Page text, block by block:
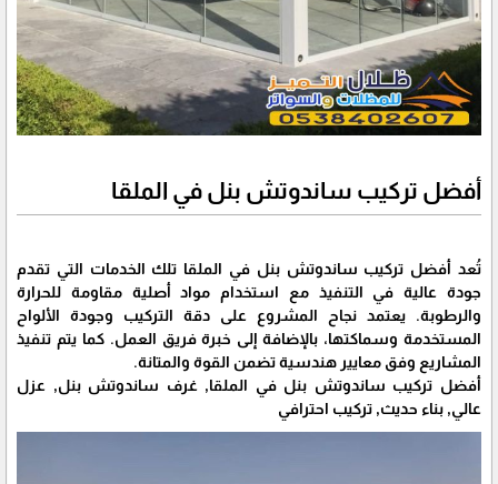
أفضل تركيب ساندوتش بنل في الملقا
تُعد أفضل تركيب ساندوتش بنل في الملقا تلك الخدمات التي تقدم
جودة عالية في التنفيذ مع استخدام مواد أصلية مقاومة للحرارة
والرطوبة. يعتمد نجاح المشروع على دقة التركيب وجودة الألواح
المستخدمة وسماكتها، بالإضافة إلى خبرة فريق العمل. كما يتم تنفيذ
المشاريع وفق معايير هندسية تضمن القوة والمتانة.
أفضل تركيب ساندوتش بنل في الملقا, غرف ساندوتش بنل, عزل
عالي, بناء حديث, تركيب احترافي